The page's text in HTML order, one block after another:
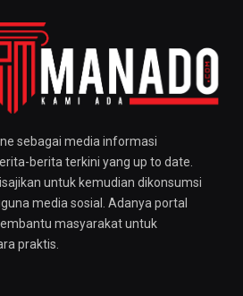
sebagai media informasi
berita terkini yang up to date.
untuk kemudian dikonsumsi
media sosial. Adanya portal
masyarakat untuk
praktis.